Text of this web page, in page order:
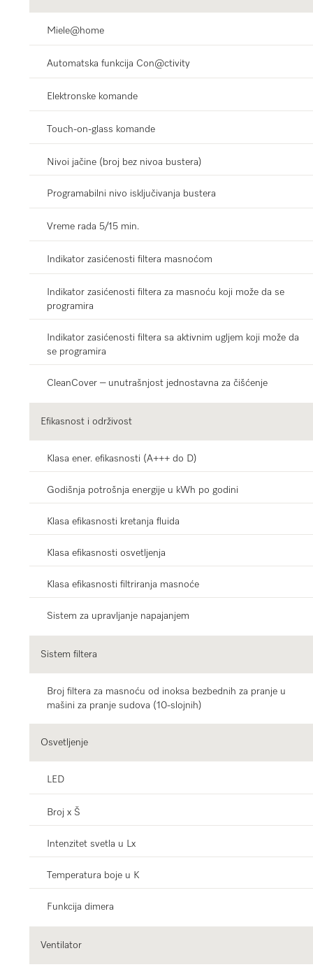
Miele@home
Automatska funkcija Con@ctivity
Elektronske komande
Touch-on-glass komande
Nivoi jačine (broj bez nivoa bustera)
Programabilni nivo isključivanja bustera
Vreme rada 5/15 min.
Indikator zasićenosti filtera masnoćom
Indikator zasićenosti filtera za masnoću koji može da se
programira
Indikator zasićenosti filtera sa aktivnim ugljem koji može da
se programira
CleanCover – unutrašnjost jednostavna za čišćenje
Efikasnost i održivost
Klasa ener. efikasnosti (A+++ do D)
Godišnja potrošnja energije u kWh po godini
Klasa efikasnosti kretanja fluida
Klasa efikasnosti osvetljenja
Klasa efikasnosti filtriranja masnoće
Sistem za upravljanje napajanjem
Sistem filtera
Broj filtera za masnoću od inoksa bezbednih za pranje u
mašini za pranje sudova (10-slojnih)
Osvetljenje
LED
Broj x Š
Intenzitet svetla u Lx
Temperatura boje u K
Funkcija dimera
Ventilator